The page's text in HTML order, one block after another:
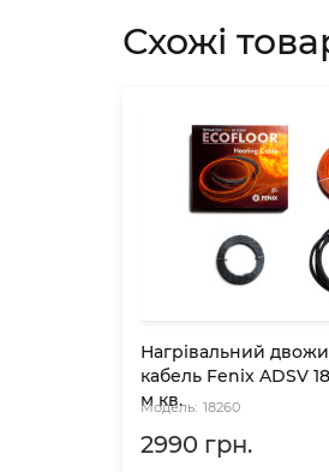
Схожі
Нагрівальний
кабель Fenix ADSV
м кв.
18260
2990 грн.